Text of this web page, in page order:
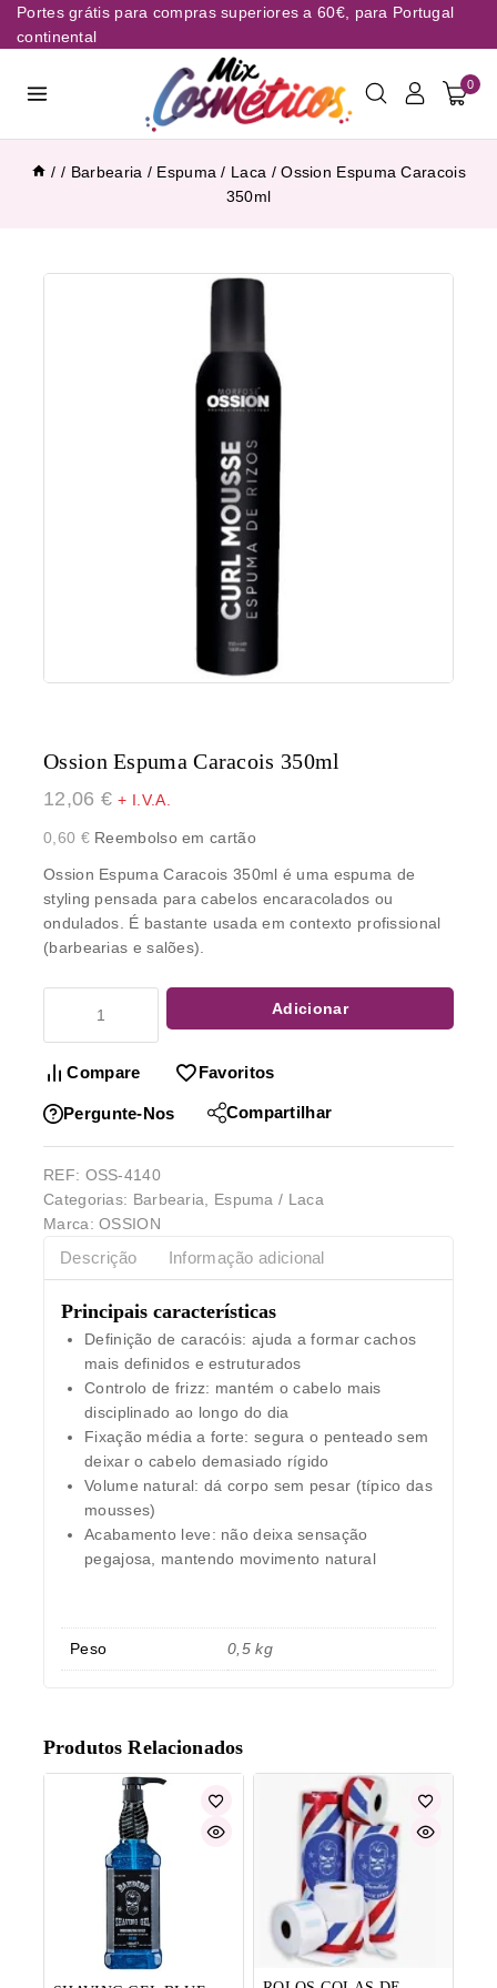
Portes grátis para compras superiores a 60€, para Portugal
continental
0
/ / Barbearia / Espuma / Laca / Ossion Espuma Caracois
350ml
Ossion Espuma Caracois 350ml
12,06 € + I.V.A.
0,60 €Reembolso em cartão
Ossion Espuma Caracois 350ml é uma espuma de
styling pensada para cabelos encaracolados ou
ondulados. É bastante usada em contexto profissional
(barbearias e salões).
Adicionar
Compare Favoritos
Pergunte-Nos Compartilhar
REF: OSS-4140
Categorias: Barbearia
Espuma / Laca
Marca:OSSION
Descrição Informação adicional
Principais características
Definição de caracóis: ajuda a formar cachos
mais definidos e estruturados
Controlo de frizz: mantém o cabelo mais
disciplinado ao longo do dia
Fixação média a forte: segura o penteado sem
deixar o cabelo demasiado rígido
Volume natural: dá corpo sem pesar (típico das
mousses)
Acabamento leve: não deixa sensação
pegajosa, mantendo movimento natural
Peso 0,5 kg
Produtos Relacionados